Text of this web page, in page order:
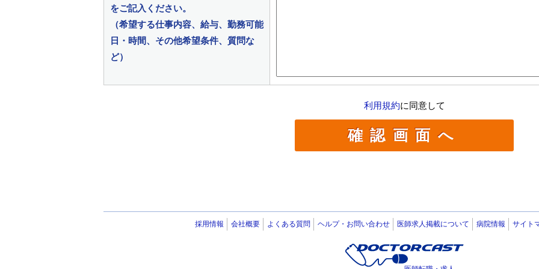
をご記入ください。
（希望する仕事内容、給与、勤務可能
日・時間、その他希望条件、質問な
ど）
利用規約に同意して
採用情報 会社概要 よくある質問 ヘルプ・お問い合わせ 医師求人掲載について 病院情報 サイト